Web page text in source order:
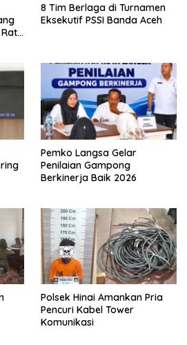
8 Tim Berlaga di Turnamen
Eksekutif PSSI Banda Aceh
Pemko Langsa Gelar
Penilaian Gampong
Berkinerja Baik 2026
Polsek Hinai Amankan Pria
Pencuri Kabel Tower
Komunikasi